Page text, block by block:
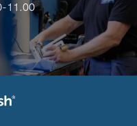
11.00